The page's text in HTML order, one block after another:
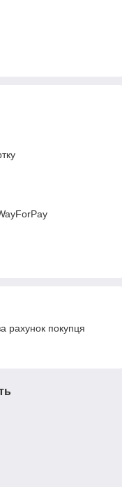
рахунок покупця